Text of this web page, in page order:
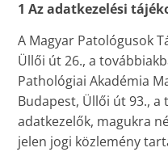
1 Az adatkezelési
A Magyar Patológusok
Üllői út 26., a
Pathológiai Akadémia
Budapest, Üllői út 93.,
adatkezelők, magukra
jelen jogi közlemény